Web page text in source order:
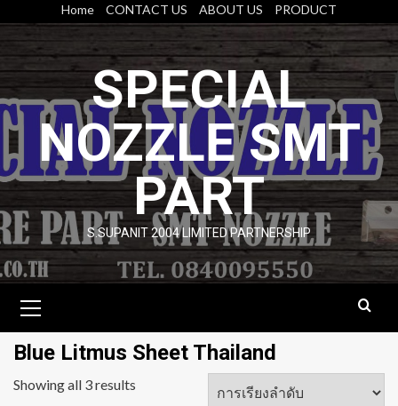
content
Home CONTACT US ABOUT US PRODUCT
SPECIAL
NOZZLE SMT
PART
S.SUPANIT 2004 LIMITED PARTNERSHIP
Menu
Blue Litmus Sheet Thailand
Showing all 3 results